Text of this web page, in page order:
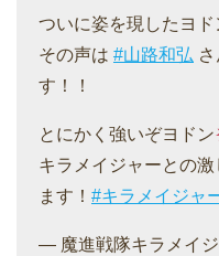
ついに姿を現したヨド
その声は #山路和弘
す！！
とにかく強いぞヨドン
キラメイジャーとの
ます！ #キラメイジャ
— 魔進戦隊キラメイ